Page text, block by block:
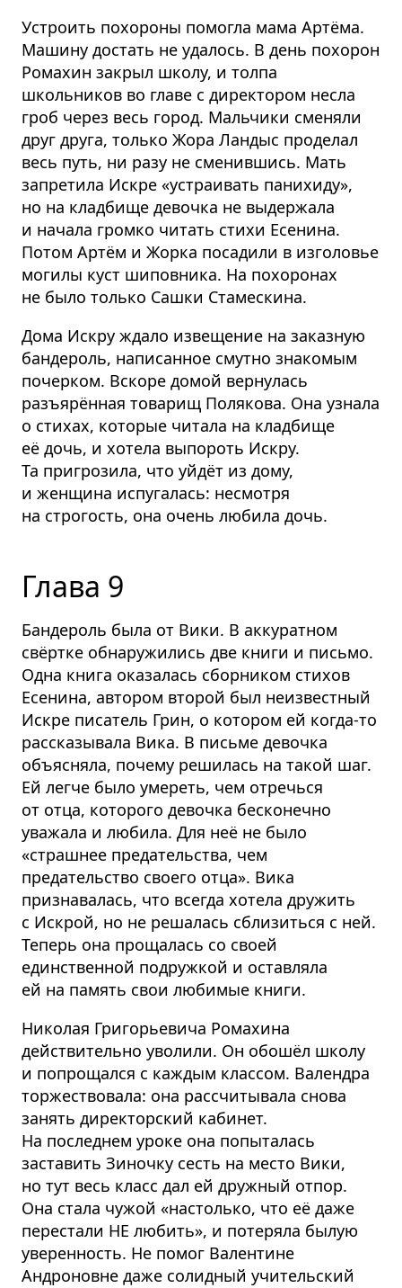
Устроить похороны помогла мама Артёма.
Машину достать не удалось. В день похорон
Ромахин закрыл школу, и толпа
школьников во главе с директором несла
гроб через весь город. Мальчики сменяли
друг друга, только Жора Ландыс проделал
весь путь, ни разу не сменившись. Мать
запретила Искре «устраивать панихиду»,
но на кладбище девочка не выдержала
и начала громко читать стихи Есенина.
Потом Артём и Жорка посадили в изголовье
могилы куст шиповника. На похоронах
не было только Сашки Стамескина.
Дома Искру ждало извещение на заказную
бандероль, написанное смутно знакомым
почерком. Вскоре домой вернулась
разъярённая товарищ Полякова. Она узнала
о стихах, которые читала на кладбище
её дочь, и хотела выпороть Искру.
Та пригрозила, что уйдёт из дому,
и женщина испугалась: несмотря
на строгость, она очень любила дочь.
Глава 9
Бандероль была от Вики. В аккуратном
свёртке обнаружились две книги и письмо.
Одна книга оказалась сборником стихов
Есенина, автором второй был неизвестный
Искре писатель Грин, о котором ей когда-то
рассказывала Вика. В письме девочка
объясняла, почему решилась на такой шаг.
Ей легче было умереть, чем отречься
от отца, которого девочка бесконечно
уважала и любила. Для неё не было
«страшнее предательства, чем
предательство своего отца». Вика
признавалась, что всегда хотела дружить
с Искрой, но не решалась сблизиться с ней.
Теперь она прощалась со своей
единственной подружкой и оставляла
ей на память свои любимые книги.
Николая Григорьевича Ромахина
действительно уволили. Он обошёл школу
и попрощался с каждым классом. Валендра
торжествовала: она рассчитывала снова
занять директорский кабинет.
На последнем уроке она попыталась
заставить Зиночку сесть на место Вики,
но тут весь класс дал ей дружный отпор.
Она стала чужой «настолько, что её даже
перестали НЕ любить», и потеряла былую
уверенность. Не помог Валентине
Андроновне даже солидный учительский